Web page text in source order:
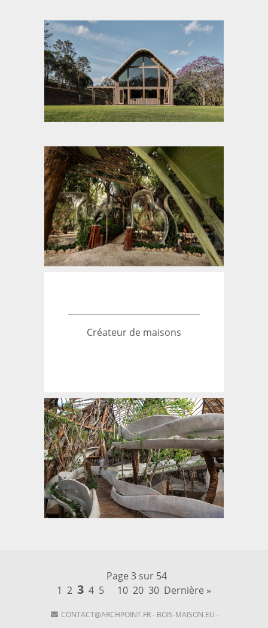
Créateur de maisons
Page 3 sur 54
1 2 3 4 5 10 20 30 Dernière »
CONTACT@ARCHPOINT.FR- BOIS-MAISON.EU -